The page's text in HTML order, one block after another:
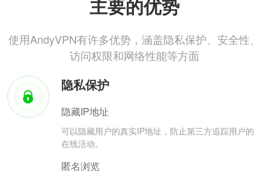
主要的优势
使用AndyVPN有许多优势，涵盖隐私保护、安全性、
访问权限和网络性能等方面
隐私保护
隐藏IP地址
可以隐藏用户的真实IP地址，防止第三方追踪用户的
在线活动。
匿名浏览